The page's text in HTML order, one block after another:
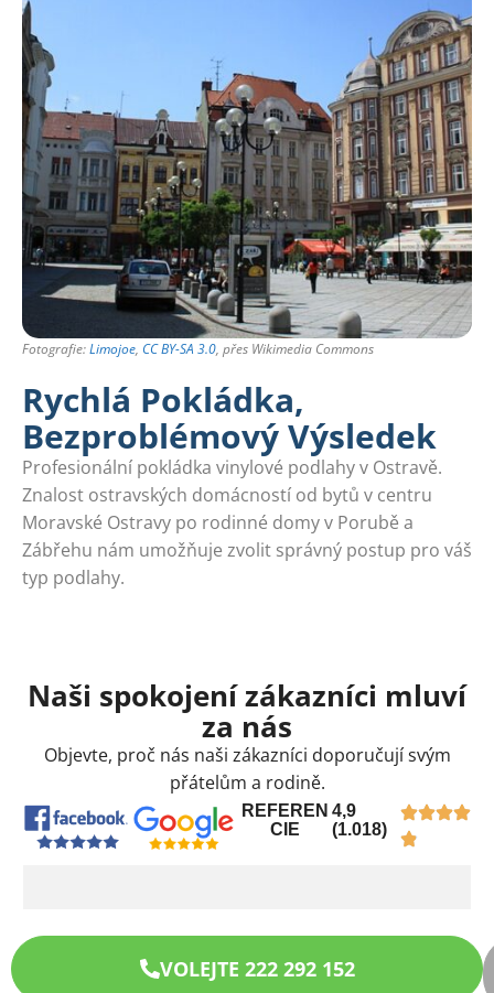
Fotografie:Limojoe, CC BY-SA 3.0, přes Wikimedia Commons
Rychlá Pokládka,
Bezproblémový Výsledek
Profesionální pokládka vinylové podlahy v Ostravě.
Znalost ostravských domácností od bytů v centru
Moravské Ostravy po rodinné domy v Porubě a
Zábřehu nám umožňuje zvolit správný postup pro váš
typ podlahy.
Naši spokojení zákazníci mluví
za nás
Objevte, proč nás naši zákazníci doporučují svým
přátelům a rodině.
REFEREN
CIE
4,9
(1.018)
VOLEJTE 222 292 152